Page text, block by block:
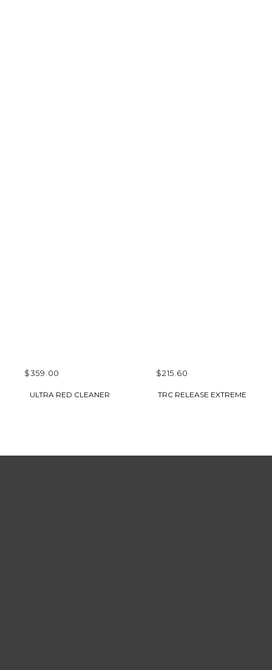
$359.00
CHOIX DES
ULTRA RED CLEANER
$215.60
CHOIX DES
TRC RELEASE EXTREME